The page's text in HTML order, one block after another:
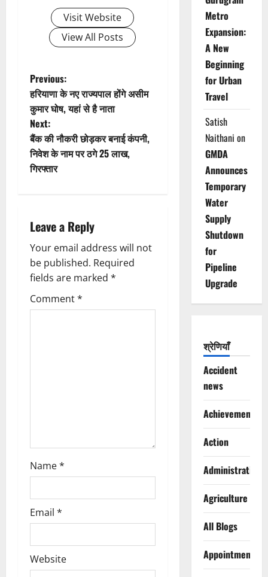
Visit Website
View All Posts
P
o
s
t
v
i
g
a
Previous:
हरियाणा के नए राज्यपाल होंगे असीम
कुमार घोष, यहां से है नाता
Next:
बैंक की नौकरी छोड़कर बनाई कंपनी,
निवेश के नाम पर ठगे 25 लाख,
गिरफ्तार
Leave a Reply
Your email address will not
be published. Required
fields are marked *
Comment*
Name*
Email *
Website
Metro
Expansion:
A New
Beginning
for Urban
Travel
Satish
Naithani on
GMDA
Announces
Temporary
Water
Supply
Shutdown
for
Pipeline
Upgrade
श्रेणियाँ
Accident
news
Achievements
Action
Administration
Agriculture
All Blogs
Appointments